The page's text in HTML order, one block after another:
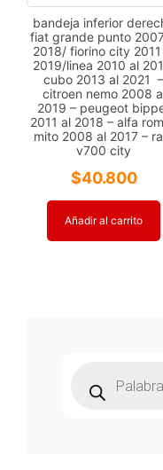
bandeja inferior
fiat grande punto
2018/ fiorino city
2019/linea 2010 al
cubo 2013 al 2021 –
citroen nemo 2008
2019 – peugeot
2011 al 2018 – alfa
mito 2008 al 2017 –
v700 city
$40.800
Añadir al carrito
productos